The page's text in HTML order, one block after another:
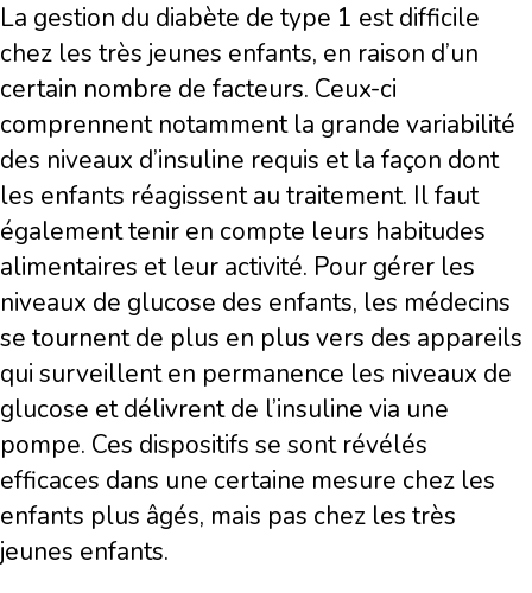
La gestion du diabète de type 1 est difficile
chez les très jeunes enfants, en raison d’un
certain nombre de facteurs. Ceux-ci
comprennent notamment la grande variabilité
des niveaux d’insuline requis et la façon dont
les enfants réagissent au traitement. Il faut
également tenir en compte leurs habitudes
alimentaires et leur activité. Pour gérer les
niveaux de glucose des enfants, les médecins
se tournent de plus en plus vers des appareils
qui surveillent en permanence les niveaux de
glucose et délivrent de l’insuline via une
pompe. Ces dispositifs se sont révélés
efficaces dans une certaine mesure chez les
enfants plus âgés, mais pas chez les très
jeunes enfants.